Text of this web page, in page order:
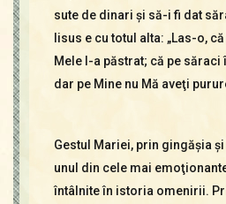
sute de dinari şi să-i fi dat
Iisus e cu totul alta: „Las-o,
Mele l-a păstrat; că pe săraci
dar pe Mine nu Mă aveţi
Gestul Mariei, prin gingăşia
unul din cele mai
întâlnite în istoria omenirii.